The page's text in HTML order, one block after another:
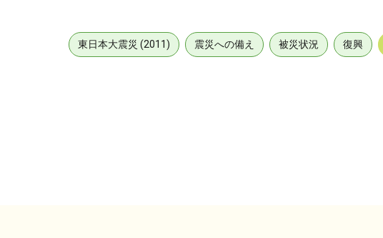
東日本大震災 (2011) 震災への備え 被災状況 復興